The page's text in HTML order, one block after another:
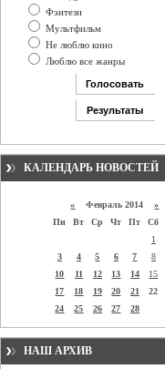
Фэнтези
Мультфильм
Не люблю кино
Люблю все жанры
КАЛЕНДАРЬ НОВОСТЕЙ
« Февраль 2014»
Пн
Вт Ср Чт Пт Сб
1
3
4 5 6 7 8
10
11 12 13 14 15
17
18 19 20 21 22
24
25 26 27 28
НАШ АРХИВ